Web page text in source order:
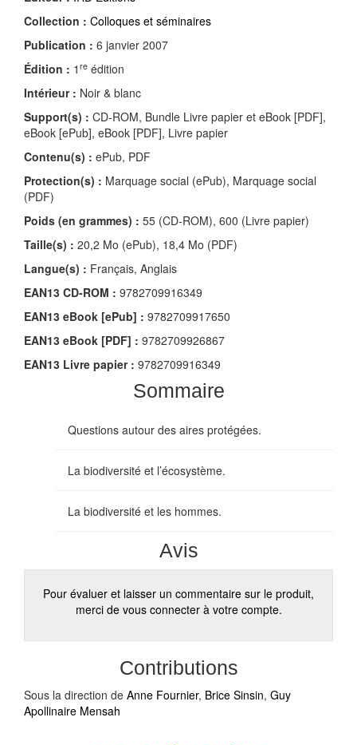
Collection : Colloques et séminaires
Publication : 6 janvier 2007
Édition : 1 re édition
Intérieur : Noir & blanc
Support(s) : CD-ROM, Bundle Livre papier et eBook [PDF],
eBook [ePub], eBook [PDF], Livre papier
Contenu(s) : ePub, PDF
Protection(s) : Marquage social (ePub), Marquage social
(PDF)
Poids (en grammes) : 55 (CD-ROM), 600 (Livre papier)
Taille(s) : 20,2 Mo (ePub), 18,4 Mo (PDF)
Langue(s) : Français, Anglais
EAN13 CD-ROM : 9782709916349
EAN13 eBook [ePub] : 9782709917650
EAN13 eBook [PDF] : 9782709926867
EAN13 Livre papier : 9782709916349
Sommaire
Questions autour des aires protégées.
La biodiversité et l’écosystème.
La biodiversité et les hommes.
Avis
Pour évaluer et laisser un commentaire sur le produit,
merci de vous connecter à votre compte.
Contributions
Sous la direction de Anne Fournier, Brice Sinsin, Guy
Apollinaire Mensah